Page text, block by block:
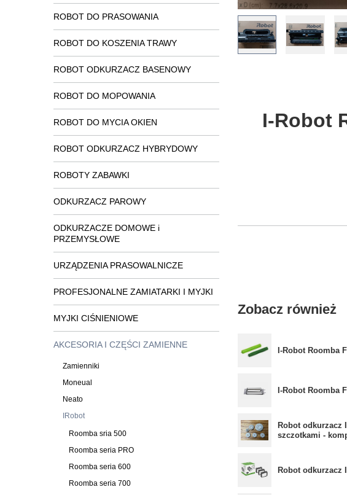
ROBOT DO PRASOWANIA
ROBOT DO KOSZENIA TRAWY
ROBOT ODKURZACZ BASENOWY
ROBOT DO MOPOWANIA
ROBOT DO MYCIA OKIEN
ROBOT ODKURZACZ HYBRYDOWY
ROBOTY ZABAWKI
ODKURZACZ PAROWY
ODKURZACZE DOMOWE i
PRZEMYSŁOWE
URZĄDZENIA PRASOWALNICZE
PROFESJONALNE ZAMIATARKI I MYJKI
MYJKI CIŚNIENIOWE
AKCESORIA I CZĘŚCI ZAMIENNE
Zamienniki
Moneual
Neato
IRobot
Roomba sria 500
Roomba seria PRO
Roomba seria 600
Roomba seria 700
I-Robot
Zobacz również
I-Robot Roomba
I-Robot Roomba
Robot odkurzacz
szczotkami -
Robot odkurzacz